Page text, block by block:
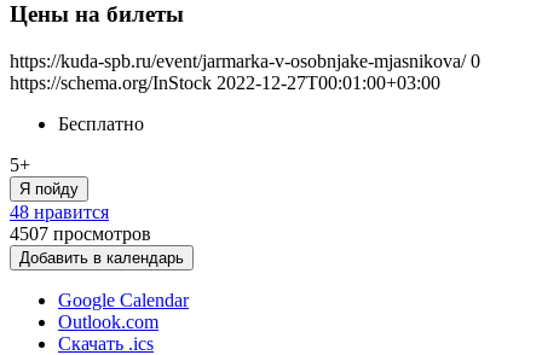
Цены на билеты
https://kuda-spb.ru/event/jarmarka-v-osobnjake-mjasnikova/ 0
https://schema.org/InStock 2022-12-27T00:01:00+03:00
Бесплатно
5+
Я пойду
48 нравится
4507 просмотров
Добавить в календарь
Google Calendar
Outlook.com
Скачать .ics